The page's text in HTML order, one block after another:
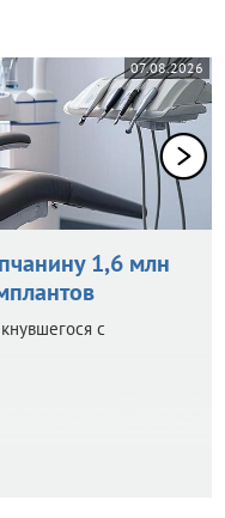
07.08.2026
1,6 млн
с